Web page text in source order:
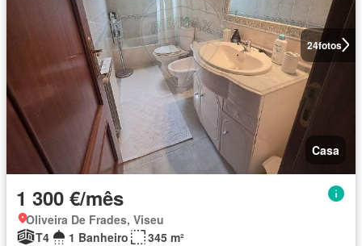
24fotos
Casa
1 300 €/mês
Oliveira De Frades, Viseu
T4
1 Banheiro 345 m²